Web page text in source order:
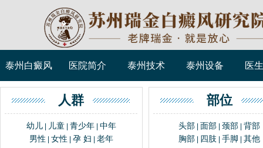
泰州白癜风 医院简介 泰州技术 泰州设备 医
人群
幼儿| 儿童| 青少年| 中年
男性
女性 孕 妇 老年
部位
头部 面部 |颈部 |背部
胸部
四肢 |手脚 |其他